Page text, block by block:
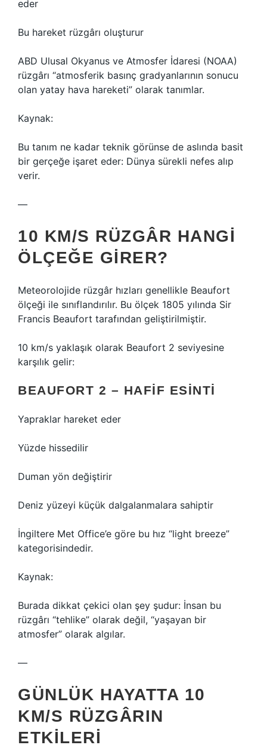
eder
Bu hareket rüzgârı oluşturur
ABD Ulusal Okyanus ve Atmosfer İdaresi (NOAA)
rüzgârı “atmosferik basınç gradyanlarının sonucu
olan yatay hava hareketi” olarak tanımlar.
Kaynak:
Bu tanım ne kadar teknik görünse de aslında basit
bir gerçeğe işaret eder: Dünya sürekli nefes alıp
verir.
—
10 KM/S RÜZGÂR HANGI
ÖLÇEĞE GIRER?
Meteorolojide rüzgâr hızları genellikle Beaufort
ölçeği ile sınıflandırılır. Bu ölçek 1805 yılında Sir
Francis Beaufort tarafından geliştirilmiştir.
10 km/s yaklaşık olarak Beaufort 2 seviyesine
karşılık gelir:
BEAUFORT 2 – HAFIF ESINTI
Yapraklar hareket eder
Yüzde hissedilir
Duman yön değiştirir
Deniz yüzeyi küçük dalgalanmalara sahiptir
İngiltere Met Office’e göre bu hız “light breeze”
kategorisindedir.
Kaynak:
Burada dikkat çekici olan şey şudur: İnsan bu
rüzgârı “tehlike” olarak değil, “yaşayan bir
atmosfer” olarak algılar.
—
GÜNLÜK HAYATTA 10
KM/S RÜZGÂRIN
ETKILERI